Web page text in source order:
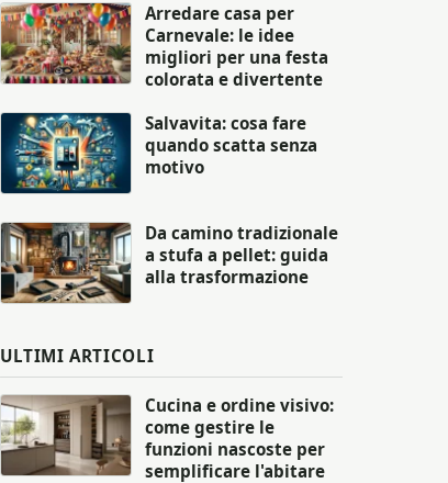
Arredare casa per
Carnevale: le idee
migliori per una festa
colorata e divertente
Salvavita: cosa fare
quando scatta senza
motivo
Da camino tradizionale
a stufa a pellet: guida
alla trasformazione
ULTIMI ARTICOLI
Cucina e ordine visivo:
come gestire le
funzioni nascoste per
semplificare l'abitare